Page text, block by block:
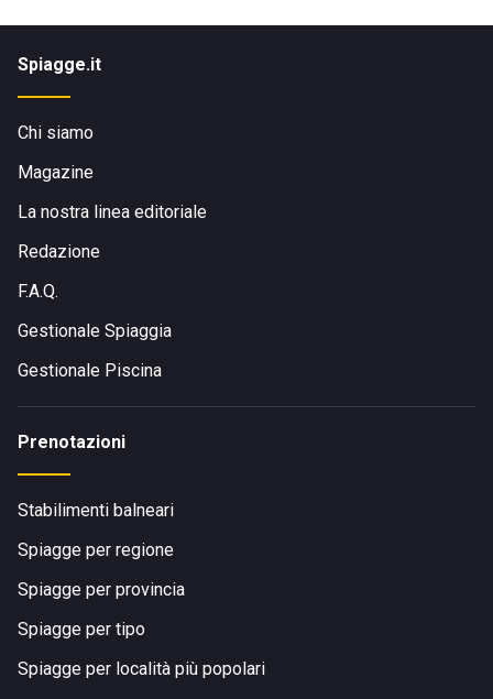
Spiagge.it
Chi siamo
Magazine
La nostra linea editoriale
Redazione
F.A.Q.
Gestionale Spiaggia
Gestionale Piscina
Prenotazioni
Stabilimenti balneari
Spiagge per regione
Spiagge per provincia
Spiagge per tipo
Spiagge per località più popolari